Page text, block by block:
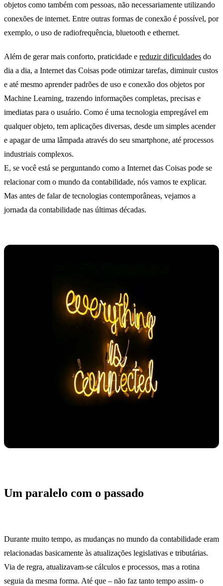
objetos como também com pessoas, não necessariamente utilizando
conexões de internet. Entre outras formas de conexão é possível, por
exemplo, o uso de radiofrequência, bluetooth e ethernet.
Além de gerar mais conforto, praticidade e reduzir dificuldades do
dia a dia, a Internet das Coisas pode otimizar tarefas, diminuir custos
e até mesmo aprender padrões de uso e conexão dos objetos por
Machine Learning, trazendo informações completas, precisas e
imediatas para o usuário. Como é uma tecnologia empregável em
qualquer objeto, tem aplicações diversas, desde um simples acender
e apagar de uma lâmpada através do seu smartphone, até processos
industriais complexos.
E, se você está se perguntando como a Internet das Coisas pode se
relacionar com o mundo da contabilidade, nós vamos te explicar.
Mas antes de falar de tecnologias contemporâneas, vejamos a
jornada da contabilidade nas últimas décadas.
Um paralelo com o passado
Durante muito tempo, as mudanças no mundo da contabilidade eram
relacionadas basicamente às atualizações legislativas e tributárias.
Via de regra, atualizavam-se cálculos e processos, mas a rotina
seguia da mesma forma. Até que – não faz tanto tempo assim- o